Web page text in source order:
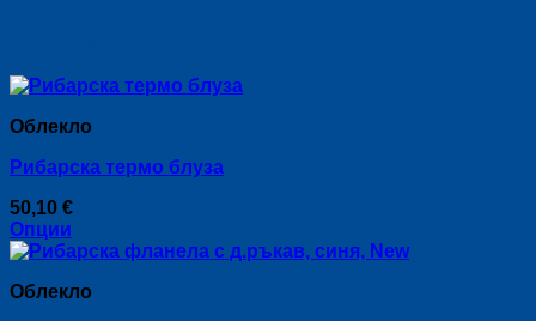
Облекло
Рибарска термо блуза
50,10 €
Опции
This
has
Облекло